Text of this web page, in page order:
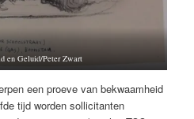
en Geluid/Peter Zwart
een proeve van bekwaamheid
tijd worden sollicitanten